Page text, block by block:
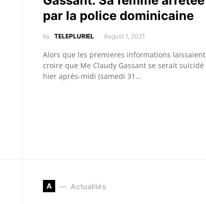
par la police dominicaine
by TELEPLURIEL August 1, 2021
Alors que les premieres informations laissaient
croire que Me Claudy Gassant se serait suicidé
hier après-midi (samedi 31…
A Actualités